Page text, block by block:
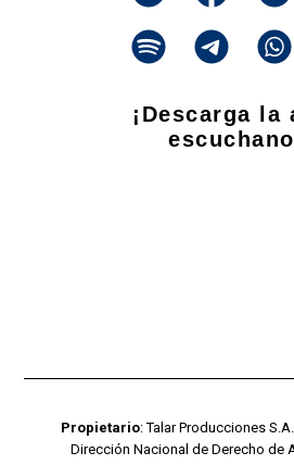
¡Descarga la
Propietario: Talar Producciones
Dirección Nacional de Derecho de